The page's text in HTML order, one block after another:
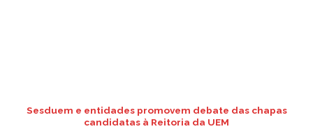
Sesduem e entidades promovem debate das chapas
candidatas à Reitoria da UEM